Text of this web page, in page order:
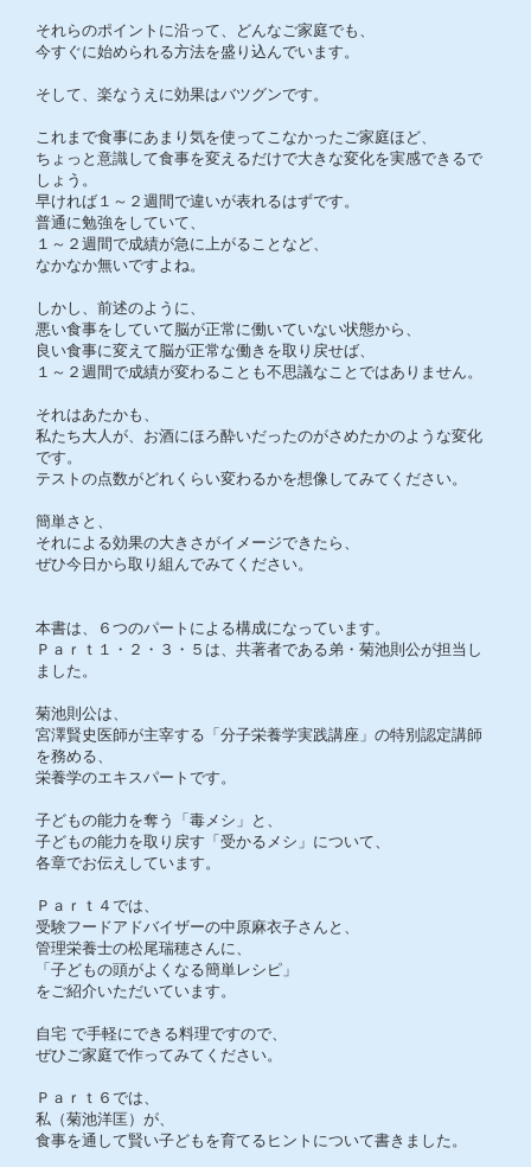
それらのポイントに沿って、どんなご家庭でも、
今すぐに始められる方法を盛り込んでいます。
そして、楽なうえに効果はバツグンです。
これまで食事にあまり気を使ってこなかったご家庭ほど、
ちょっと意識して食事を変えるだけで大きな変化を実感できるで
しょう。
早ければ１～２週間で違いが表れるはずです。
普通に勉強をしていて、
１～２週間で成績が急に上がることなど、
なかなか無いですよね。
しかし、前述のように、
悪い食事をしていて脳が正常に働いていない状態から、
良い食事に変えて脳が正常な働きを取り戻せば、
１～２週間で成績が変わることも不思議なことではありません。
それはあたかも、
私たち大人が、お酒にほろ酔いだったのがさめたかのような変化
です。
テストの点数がどれくらい変わるかを想像してみてください。
簡単さと、
それによる効果の大きさがイメージできたら、
ぜひ今日から取り組んでみてください。
本書は、６つのパートによる構成になっています。
Ｐａｒｔ１・２・３・５は、共著者である弟・菊池則公が担当し
ました。
菊池則公は、
宮澤賢史医師が主宰する「分子栄養学実践講座」の特別認定講師
を務める、
栄養学のエキスパートです。
子どもの能力を奪う「毒メシ」と、
子どもの能力を取り戻す「受かるメシ」について、
各章でお伝えしています。
Ｐａｒｔ４では、
受験フードアドバイザーの中原麻衣子さんと、
管理栄養士の松尾瑞穂さんに、
「子どもの頭がよくなる簡単レシピ」
をご紹介いただいています。
自宅 で手軽にできる料理ですので、
ぜひご家庭で作ってみてください。
Ｐａｒｔ６では、
私（菊池洋匡）が、
食事を通して賢い子どもを育てるヒントについて書きました。